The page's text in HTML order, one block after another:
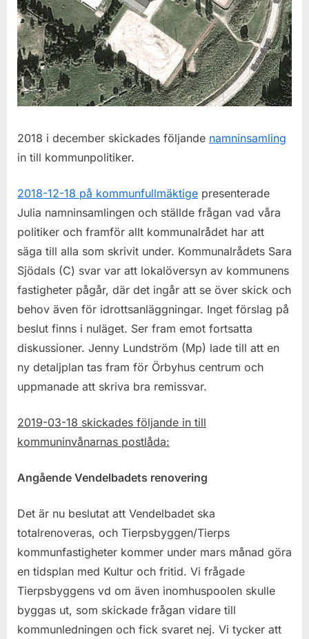
2018 i december skickades följande namninsamling
in till kommunpolitiker.
2018-12-18 på kommunfullmäktige presenterade
Julia namninsamlingen och ställde frågan vad våra
politiker och framför allt kommunalrådet har att
säga till alla som skrivit under. Kommunalrådets Sara
Sjödals (C) svar var att lokalöversyn av kommunens
fastigheter pågår, där det ingår att se över skick och
behov även för idrottsanläggningar. Inget förslag på
beslut finns i nuläget. Ser fram emot fortsatta
diskussioner. Jenny Lundström (Mp) lade till att en
ny detaljplan tas fram för Örbyhus centrum och
uppmanade att skriva bra remissvar.
2019-03-18 skickades följande in till
kommuninvånarnas postlåda:
Angående Vendelbadets renovering
Det är nu beslutat att Vendelbadet ska
totalrenoveras, och Tierpsbyggen/Tierps
kommunfastigheter kommer under mars månad göra
en tidsplan med Kultur och fritid. Vi frågade
Tierpsbyggens vd om även inomhuspoolen skulle
byggas ut, som skickade frågan vidare till
kommunledningen och fick svaret nej. Vi tycker att